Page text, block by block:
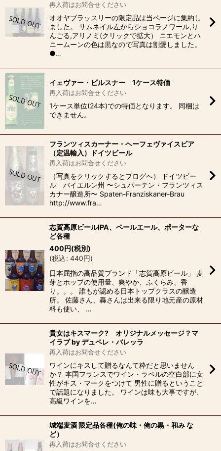
再入荷はお問合せください
オオヤブラッスリーの限定品は当ページに集約し
ました。 サムネイル左からショコラノワール,り
んごる,アリノミ(クリックで拡大） ニエモンとハ
ニームーンの色は黒なので写真は割愛しました。
●…
イェヴァー・ピルスナー 1ケース特価
再入荷はお問合せください
1ケース単位(24本)での特価となります。 同梱は
できません。
フランツィスカーナー・ヘーフェヴァイスビア
（定温輸入）ドイツビール
再入荷はお問合せください
（写真をクリックするとブログへ） ドイツビー
ル バイエルン州 〜シュパーテン・フランツィス
カナー醸造所〜 Spaten-Franziskaner-Brau
http://www.fra…
志賀高原ビールIPA、ペールエール、ポーターな
ど各種
400円(税別)
(税込: 440円)
日本屈指の高品質ブランド「志賀高原ビール」 麦
芽とホップの使用量、爽やか、ふくらみ、香
り。。。 誰もが認める日本トップクラスの醸造
所。 佐藤さん、轟さんは出来る限り地元産の原材
料も使い、 …
貴女はキスマーク? オリジナルメッセージ？マ
イラブ by デュペレ・バレッラ
再入荷はお問合せください
ワインにキスして贈るなんて粋だと思いません
か？ 本国フランスでワイン・ラベルの空白部に女
性がキス・マークをつけて 男性に贈るということ
で話題になりました。 ワインは味も大事ですが、
高級ワインを…
城端麦酒 限定品各種(俺の味・俺の黒・和み な
ど）
再入荷はお問合せください